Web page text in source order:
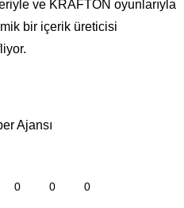
ve KRAFTON oyunlarıyla
bir içerik üreticisi
Ajansı
0 0 0